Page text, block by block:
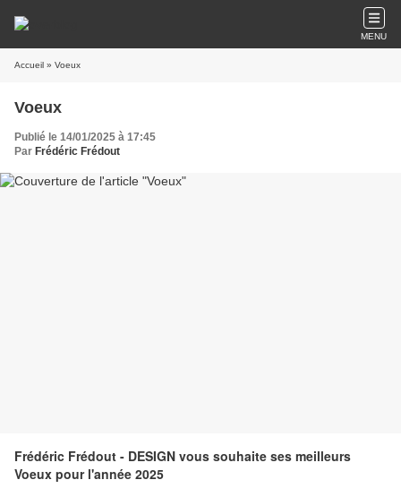
MENU
Accueil » Voeux
Voeux
Publié le 14/01/2025 à 17:45
Par Frédéric Frédout
Frédéric Frédout - DESIGN vous souhaite ses meilleurs
Voeux pour l'année 2025